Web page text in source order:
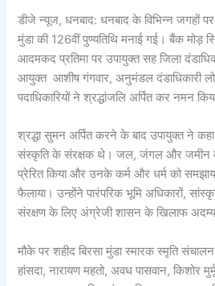
डीजे न्यूज, धनबाद: धनबाद के विभिन्न जगहों
मुंडा की 126वीं पुण्यतिथि मनाई गई। बैंक मोड़
आदमकद प्रतिमा पर उपायुक्त सह जिला
आयुक्त आशीष गंगवार, अनुमंडल दंडाधिकारी
पदाधिकारियों ने श्रद्धांजलि अर्पित कर नमन
श्रद्धा सुमन अर्पित करने के बाद उपायुक्त ने
संस्कृति के संरक्षक थे। जल, जंगल और जमीन
प्रेरित किया और उनके कर्म और धर्म को
फैलाया। उन्होंने पारंपरिक भूमि अधिकारों,
संरक्षण के लिए अंग्रेजी शासन के खिलाफ अदम्य
मौके पर शहीद बिरसा मुंडा स्मारक स्मृति
हांसदा, नारायण महतो, अवध पासवान, किशोर